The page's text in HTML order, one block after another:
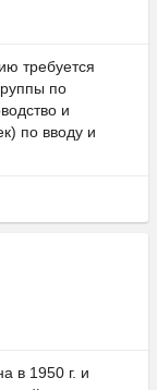
требуется
по
и
по вводу и
в 1950 г. и